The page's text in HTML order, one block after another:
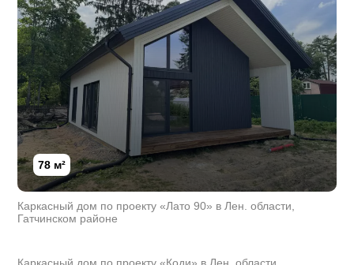
78 м²
Каркасный дом по проекту «Лато 90» в Лен. области,
Гатчинском районе
165 м²
Каркасный дом по проекту «Коди» в Лен. области,